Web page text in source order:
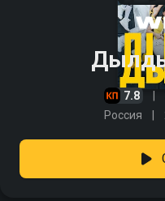
7.8
Россия